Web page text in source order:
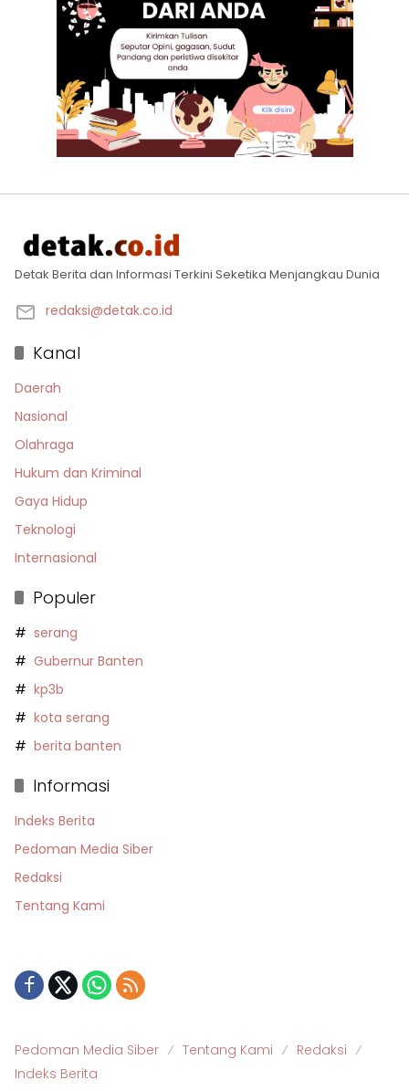
Detak Berita dan Informasi Terkini Seketika Menjangkau Dunia
redaksi@detak.co.id
Kanal
Daerah
Nasional
Olahraga
Hukum dan Kriminal
Gaya Hidup
Teknologi
Internasional
Populer
serang
Gubernur Banten
kp3b
kota serang
berita banten
Informasi
Indeks Berita
Pedoman Media Siber
Redaksi
Tentang Kami
Pedoman Media Siber Tentang Kami
Redaksi
Indeks Berita